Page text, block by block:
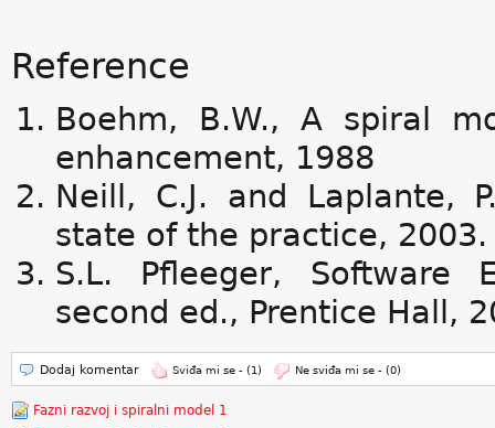
Reference
Boehm, B.W., A spiral
enhancement, 1988
Neill, C.J. and Laplante,
state of the practice, 2003.
S.L. Pfleeger, Software
second ed., Prentice Hall,
Dodaj komentar Sviđa mi se - (1) Ne sviđa mi se - (0)
Fazni razvoj i spiralni model 1